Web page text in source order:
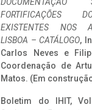
FORTIFICAÇÕES
EXISTENTES NOS
LISBOA – CATÁLOGO,
Carlos Neves e
Coordenação de
Matos. (Em
Boletim do IHIT,